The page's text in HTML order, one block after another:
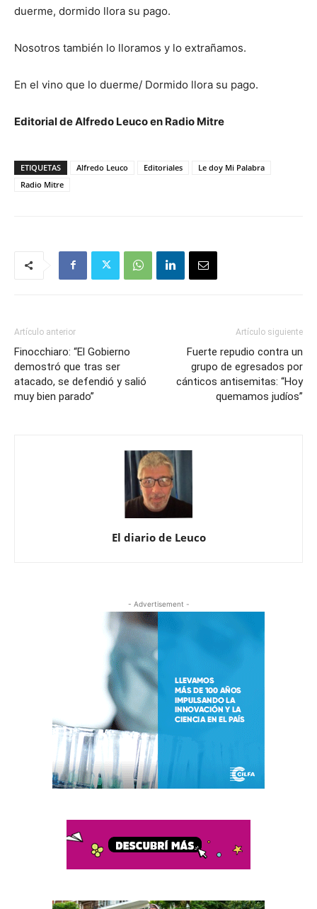
duerme, dormido llora su pago.
Nosotros también lo lloramos y lo extrañamos.
En el vino que lo duerme/ Dormido llora su pago.
Editorial de Alfredo Leuco en Radio Mitre
ETIQUETAS Alfredo Leuco Editoriales
Le doy Mi Palabra
Radio Mitre
Artículo anterior
Finocchiaro: “El Gobierno
demostró que tras ser
atacado, se defendió y salió
muy bien parado”
Artículo siguiente
Fuerte repudio contra un
grupo de egresados por
cánticos antisemitas: “Hoy
quemamos judíos”
El diario de Leuco
- Advertisement -